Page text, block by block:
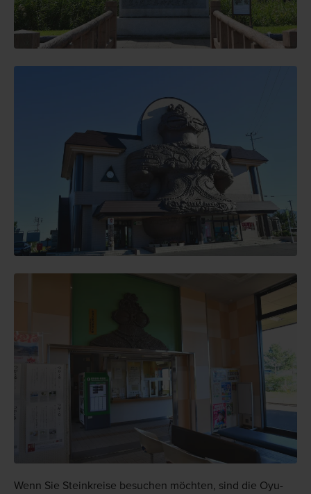
Wenn Sie Steinkreise besuchen möchten, sind die Oyu-